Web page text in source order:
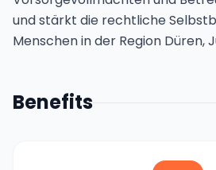
und stärkt die rechtliche
Menschen in der Region Düren,
Benefits